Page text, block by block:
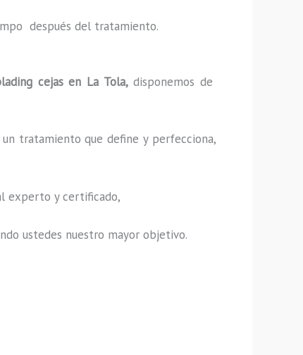
después del tratamiento.
cejas en La Tola,disponemos de
un tratamiento que define y perfecciona,
experto y certificado,
ustedes nuestro mayor objetivo.